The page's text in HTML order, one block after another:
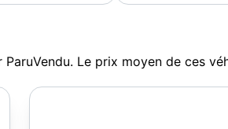
Le prix moyen de ces